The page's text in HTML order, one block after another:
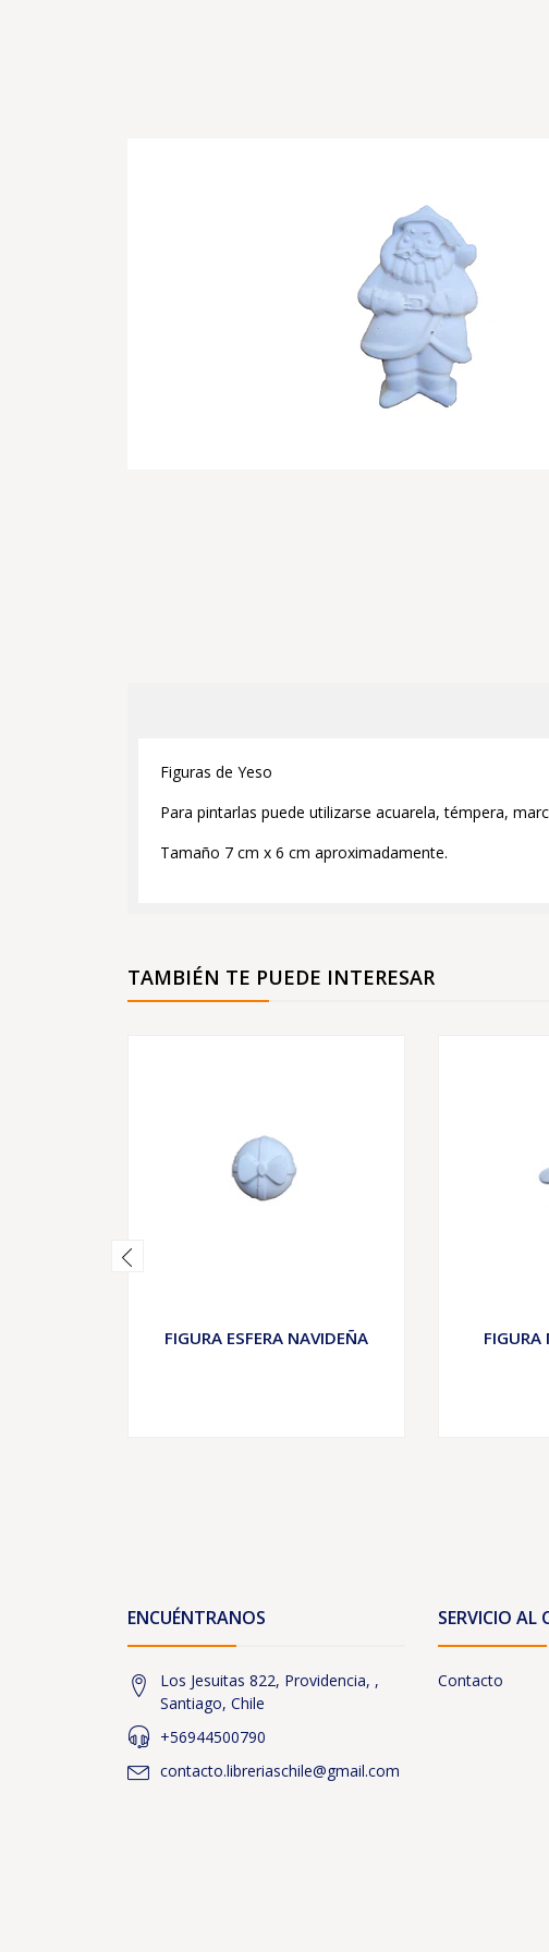
Figuras de Yeso
Para pintarlas puede utilizarse acuarela, témpera,
Tamaño 7 cm x 6 cm aproximadamente.
TAMBIÉN TE PUEDE INTERESAR
FIGURA ESFERA NAVIDEÑA FIGURA
ENCUÉNTRANOS
Los Jesuitas 822, Providencia, ,
Santiago, Chile
+56944500790
contacto.libreriaschile@gmail.com
SERVICIO AL
Contacto